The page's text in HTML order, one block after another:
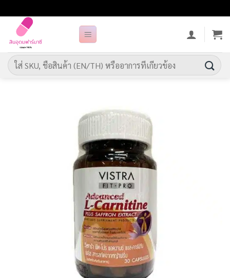
ไป
เนื้อหา
ค้นหา: